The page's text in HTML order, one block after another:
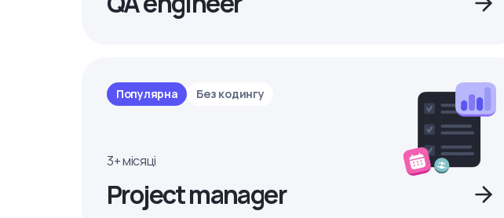
Популярна Без кодингу
3+ місяці
Project manager